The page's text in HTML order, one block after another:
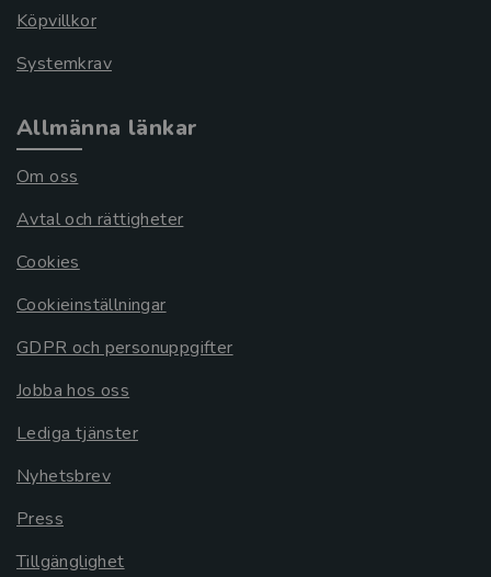
Köpvillkor
Systemkrav
Allmänna länkar
Om oss
Avtal och rättigheter
Cookies
Cookieinställningar
GDPR och personuppgifter
Jobba hos oss
Lediga tjänster
Nyhetsbrev
Press
Tillgänglighet